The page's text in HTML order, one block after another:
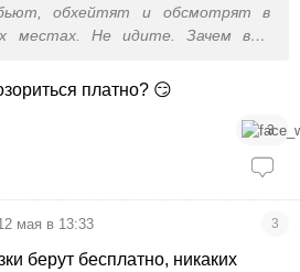
обхейтят и обсмотрят в
местах. Не идите. Зачем вам
платно? 😏
3
мая в 13:33 3
берут бесплатно, никаких